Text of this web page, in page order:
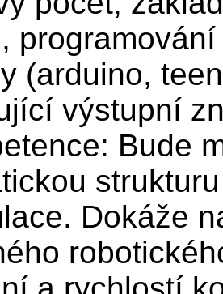
(arduino,
výstupní
Bude
Dokáže